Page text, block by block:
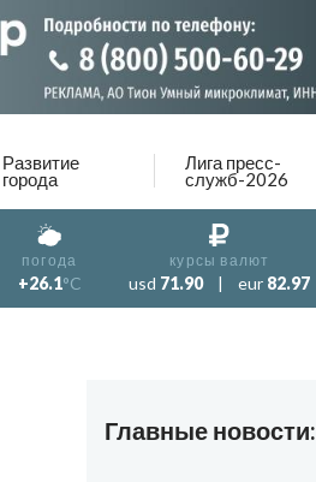
Развитие
города
Лига пресс-
служб-2026
погода
+26.1°C
курсы валют
usd 71.90 | eur 82.97
Главные новости: